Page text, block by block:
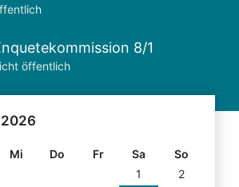
8/1
öffentlich
2026
Mi Do Fr Sa
So
1
2